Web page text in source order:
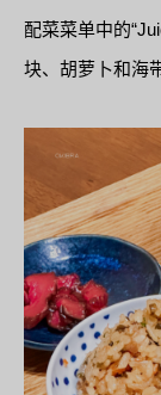
配菜菜单中的
块、胡萝卜和海